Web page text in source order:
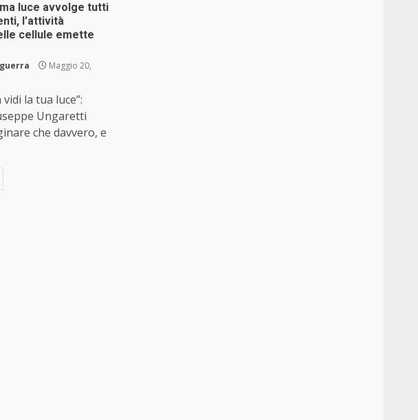
luce avvolge tutti
l’attività
cellule emette
Maggio 20,
la tua luce”:
Ungaretti
che davvero, e